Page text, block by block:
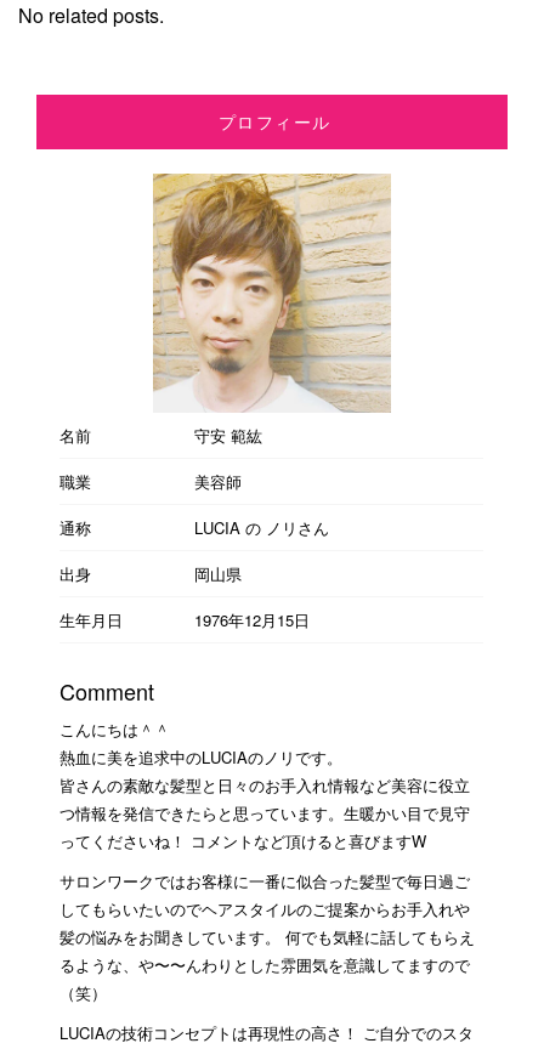
No related posts.
プロフィール
名前
守安 範紘
職業
美容師
通称
LUCIA の ノリさん
出身
岡山県
生年月日
1976年12月15日
Comment
こんにちは＾＾
熱血に美を追求中のLUCIAのノリです。
皆さんの素敵な髪型と日々のお手入れ情報など美容に役立
つ情報を発信できたらと思っています。生暖かい目で見守
ってくださいね！ コメントなど頂けると喜びますW
サロンワークではお客様に一番に似合った髪型で毎日過ご
してもらいたいのでヘアスタイルのご提案からお手入れや
髪の悩みをお聞きしています。 何でも気軽に話してもらえ
るような、や〜〜んわりとした雰囲気を意識してますので
（笑）
LUCIAの技術コンセプトは再現性の高さ！ ご自分でのスタ